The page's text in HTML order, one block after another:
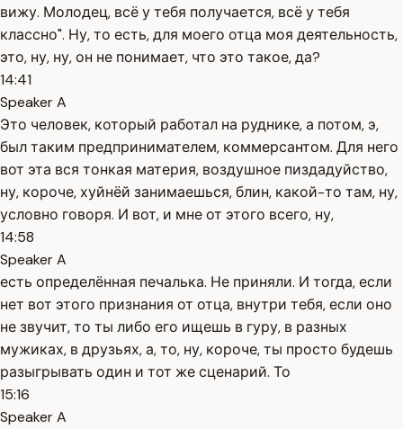
вижу. Молодец, всё у тебя получается, всё у тебя
классно". Ну, то есть, для моего отца моя деятельность,
это, ну, ну, он не понимает, что это такое, да?
14:41
Speaker A
Это человек, который работал на руднике, а потом, э,
был таким предпринимателем, коммерсантом. Для него
вот эта вся тонкая материя, воздушное пиздадуйство,
ну, короче, хуйнёй занимаешься, блин, какой-то там, ну,
условно говоря. И вот, и мне от этого всего, ну,
14:58
Speaker A
есть определённая печалька. Не приняли. И тогда, если
нет вот этого признания от отца, внутри тебя, если оно
не звучит, то ты либо его ищешь в гуру, в разных
мужиках, в друзьях, а, то, ну, короче, ты просто будешь
разыгрывать один и тот же сценарий. То
15:16
Speaker A